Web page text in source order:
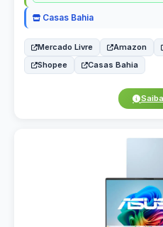
Casas Bahia
Mercado Livre Amazon
Shopee
Casas Bahia